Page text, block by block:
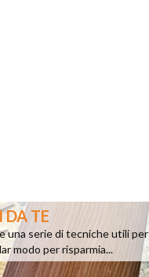
DA TE
una serie di tecniche utili per
modo per risparmia...